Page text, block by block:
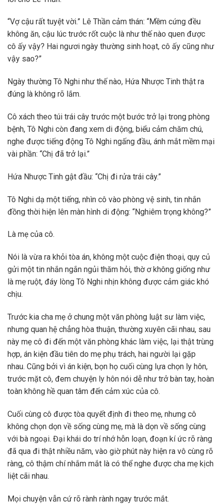
“Vợ cậu rất tuyệt vời.” Lê Thần cảm thán: “Mềm cứng đều
không ăn, cậu lúc trước rốt cuộc là như thế nào quen được
cô ấy vậy? Hai ngươi ngày thường sinh hoạt, cô ấy cũng như
vậy sao?”
Ngày thường Tô Nghi như thế nào, Hứa Nhược Tinh thật ra
đúng là không rõ lắm.
Cô xách theo túi trái cây trước một bước trở lại trong phòng
bệnh, Tô Nghi còn đang xem di động, biểu cảm chăm chú,
nghe được tiếng động Tô Nghi ngấng đầu, ánh mắt mềm mại
vài phần: “Chị đã trở lại.”
Hứa Nhược Tinh gật đầu: “Chị đi rửa trái cây.”
Tô Nghi dạ một tiếng, nhìn cô vào phòng vệ sinh, tin nhắn
đồng thời hiện lên màn hình di động: “Nghiêm trọng không?”
Là mẹ của cô.
Nói là vừa ra khỏi tòa án, không một cuộc điện thoại, quy củ
gửi một tin nhắn ngắn ngủi thăm hỏi, thờ ơ không giống như
là mẹ ruột, đáy lòng Tô Nghi nhịn không được cảm giác khó
chịu.
Trước kia cha mẹ ở chung một văn phòng luật sư làm việc,
nhưng quan hệ chẳng hòa thuận, thường xuyên cãi nhau, sau
này mẹ cô đi đến một văn phòng khác làm việc, lại thật trùng
hợp, án kiện đầu tiên do mẹ phụ trách, hai người lại gặp
nhau. Cũng bởi vì án kiện, bọn họ cuối cùng lựa chọn ly hôn,
trước mặt cô, đem chuyện ly hôn nói dễ như trở bàn tay, hoàn
toàn không hề quan tâm đến cảm xúc của cô.
Cuối cùng cô được tòa quyết định đi theo mẹ, nhưng cô
không chọn dọn về sống cùng mẹ, mà là dọn về sống cùng
với bà ngoại. Đại khái do trí nhớ hỗn loạn, đoạn kí ức rõ ràng
đã qua đi thật nhiều năm, vào giờ phút này hiện ra vô cùng rõ
ràng, cô thậm chí nhắm mắt là có thể nghe được cha mẹ kịch
liệt cãi nhau.
Mọi chuyện vẫn cứ rõ rành rành ngay trước mắt.